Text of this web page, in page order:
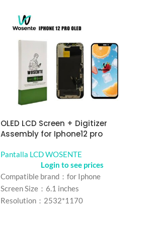
OLED LCD Screen + Digitizer
Assembly for Iphone12 pro
Pantalla LCD WOSENTE
Login to see prices
Compatible brand：for Iphone
Screen Size：6.1 inches
Resolution：2532*1170